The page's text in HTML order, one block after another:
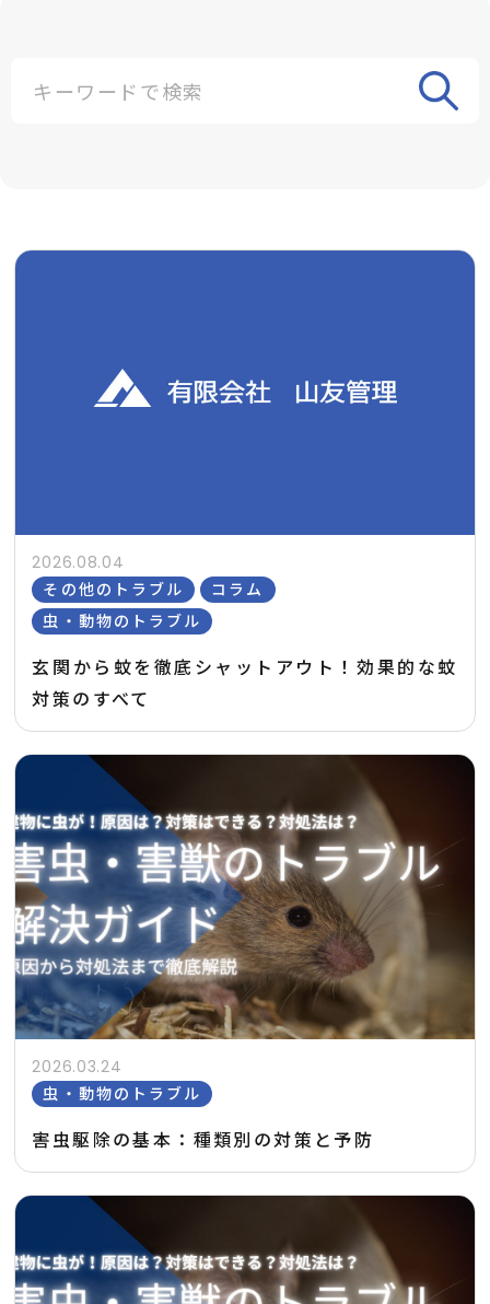
2026.08.04
その他のトラブル
コラム
虫・動物のトラブル
玄関から蚊を徹底シャットアウト！効果的な蚊
対策のすべて
2026.03.24
虫・動物のトラブル
害虫駆除の基本：種類別の対策と予防